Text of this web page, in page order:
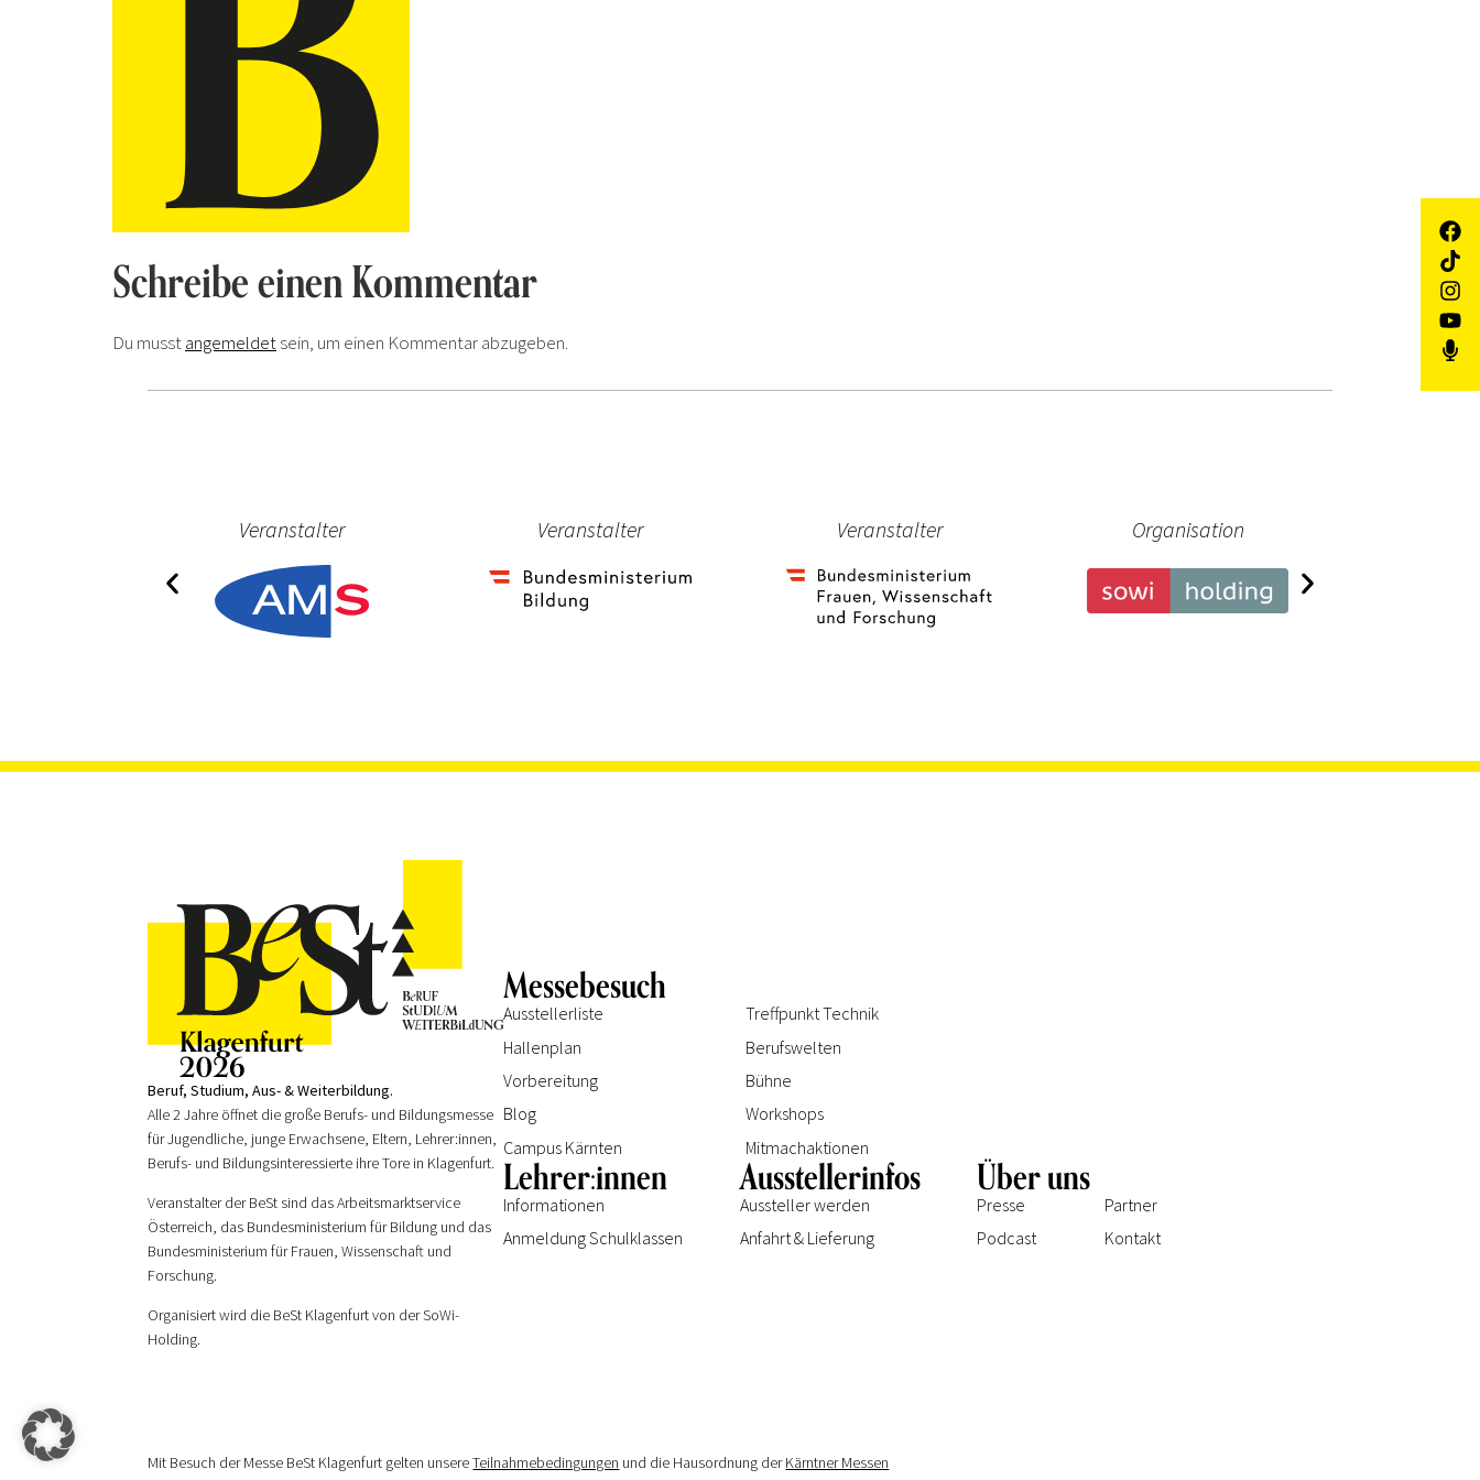
Schreibe einen Kommentar
Du musstangemeldetsein, um einen Kommentar abzugeben.
Veranstalter Veranstalter Veranstalter Organisation
Beruf, Studium, Aus- & Weiterbildung.
Alle 2 Jahre öffnet die große Berufs- und Bildungsmesse
für Jugendliche, junge Erwachsene, Eltern, Lehrer:innen,
Berufs- und Bildungsinteressierte ihre Tore in Klagenfurt.
Veranstalter der BeSt sind das Arbeitsmarktservice
Österreich, das Bundesministerium für Bildung und das
Bundesministerium für Frauen, Wissenschaft und
Forschung.
Organisiert wird die BeSt Klagenfurt von der SoWi-
Holding.
Messebesuch
Ausstellerliste
Hallenplan
Vorbereitung
Blog
Campus Kärnten
Treffpunkt Technik
Berufswelten
Bühne
Workshops
Mitmachaktionen
Lehrer:innen
Informationen
Anmeldung Schulklassen
Ausstellerinfos
Aussteller werden
Anfahrt & Lieferung
Über uns
Presse
Podcast
Partner
Kontakt
Mit Besuch der Messe BeSt Klagenfurt gelten unsereTeilnahmebedingungen und die Hausordnung derKärntner Messen